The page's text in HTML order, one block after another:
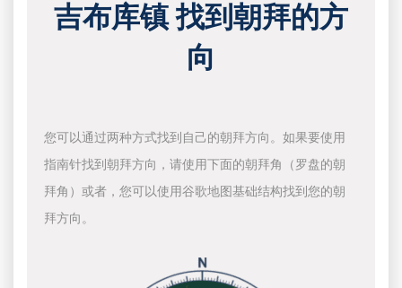
吉布库镇 找到朝拜的方
向
您可以通过两种方式找到自己的朝拜方向。如果要使用
指南针找到朝拜方向，请使用下面的朝拜角（罗盘的朝
拜角）或者，您可以使用谷歌地图基础结构找到您的朝
拜方向。